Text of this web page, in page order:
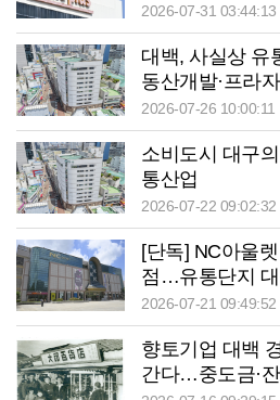
2026-07-31 03:44:13
대백, 사실상
동산개발·프라
2026-07-26 10:00:11
소비도시 대구
통산업
2026-07-22 09:02:32
[단독] NC아울
점…유통단지
2026-07-21 09:49:52
향토기업 대백
간다…중도금·